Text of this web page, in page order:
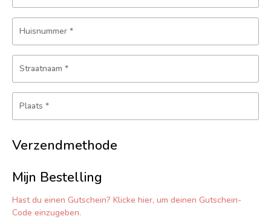
Huisnummer *
Straatnaam *
Plaats *
Verzendmethode
Mijn Bestelling
Hast du einen Gutschein? Klicke hier, um deinen Gutschein-
Code einzugeben.